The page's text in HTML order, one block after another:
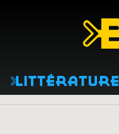
Littérature